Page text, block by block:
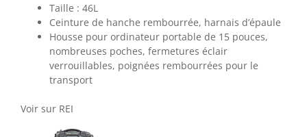
Taille : 46L
Ceinture de hanche rembourrée, harnais d’épaule
Housse pour ordinateur portable de 15 pouces,
nombreuses poches, fermetures éclair
verrouillables, poignées rembourrées pour le
transport
Voir sur REI